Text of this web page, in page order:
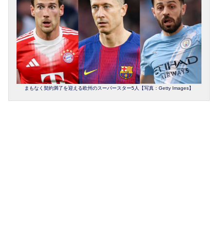
まもなく契約満了を迎える欧州のスーパースター5人【写真：Getty Images】